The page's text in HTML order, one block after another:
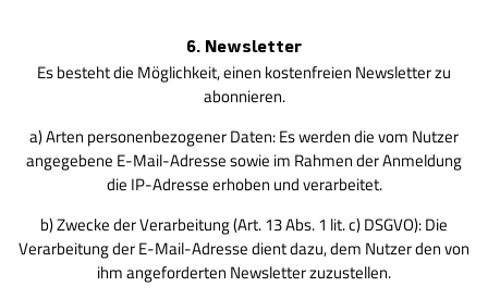
6. Newsletter
Es besteht die Möglichkeit, einen kostenfreien Newsletter zu
abonnieren.
a) Arten personenbezogener Daten: Es werden die vom Nutzer
angegebene E-Mail-Adresse sowie im Rahmen der Anmeldung
die IP-Adresse erhoben und verarbeitet.
b) Zwecke der Verarbeitung (Art. 13 Abs. 1 lit. c) DSGVO): Die
Verarbeitung der E-Mail-Adresse dient dazu, dem Nutzer den von
ihm angeforderten Newsletter zuzustellen.